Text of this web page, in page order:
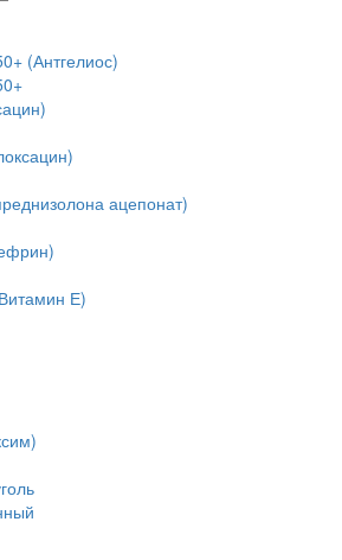
(Антгелиос)
ацепонат)
Е)